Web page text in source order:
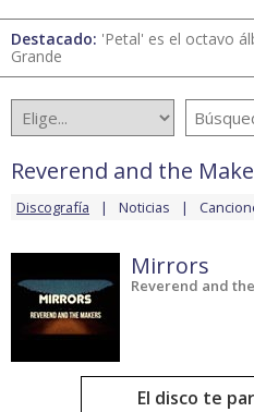
Destacado: 'Petal' es el octavo
Grande
Reverend and the
Discografía Noticias
Mirrors
Reverend and
El disco te